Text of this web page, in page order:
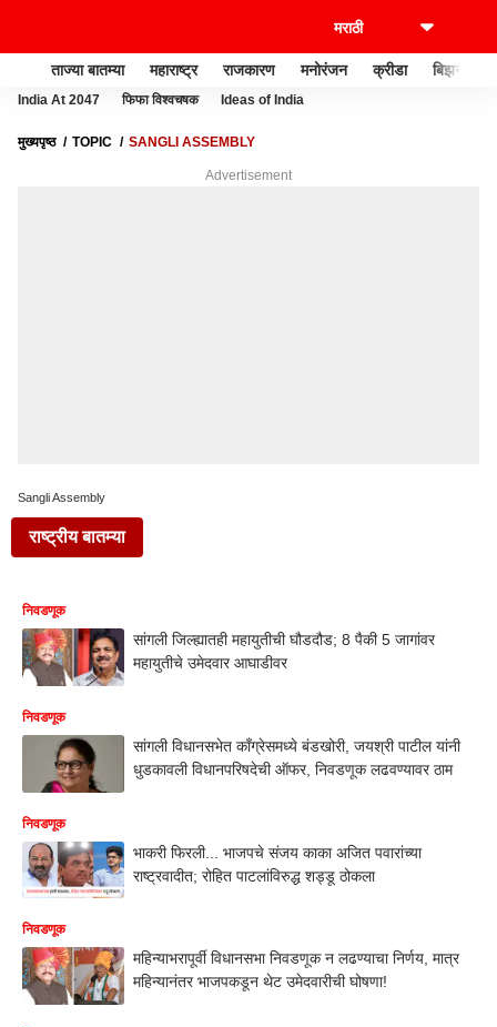
ताज्या बातम्या महाराष्ट्र राजकारण मनोरंजन क्रीडा बिझनेस
India At 2047 फिफा विश्वचषक Ideas of India
मुख्यपृष्ठ TOPIC SANGLI ASSEMBLY
Advertisement
Sangli Assembly
राष्ट्रीय बातम्या
निवडणूक
सांगली जिल्ह्यातही महायुतीची घौडदौड; 8 पैकी 5 जागांवर
महायुतीचे उमेदवार आघाडीवर
निवडणूक
सांगली विधानसभेत काँग्रेसमध्ये बंडखोरी, जयश्री पाटील यांनी
धुडकावली विधानपरिषदेची ऑफर, निवडणूक लढवण्यावर ठाम
निवडणूक
भाकरी फिरली... भाजपचे संजय काका अजित पवारांच्या
राष्ट्रवादीत; रोहित पाटलांविरुद्ध शड्डू ठोकला
निवडणूक
महिन्याभरापूर्वी विधानसभा निवडणूक न लढण्याचा निर्णय, मात्र
महिन्यानंतर भाजपकडून थेट उमेदवारीची घोषणा!